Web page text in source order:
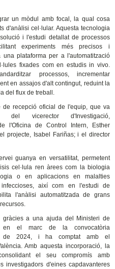
un mòdul amb focal, la qual cosa
d'anàlisi cel·lular. Aquesta tecnologia
i l'estudi detallat de processos
experiments més precisos i
plataforma per a l'automatització
fixades com en estudis in vivo.
processos, incrementar
en assajos d'alt contingut, reduint la
del flux de treball.
recepció oficial de l'equip, que va
vicerector d'Investigació,
l'Oficina de Control Intern, Esther
projecte, Isabel Fariñas; i el director
guanya en versatilitat, permetent
cel·lula ren àrees com la biologia
o en aplicacions en malalties
així com en l'estudi de
l'anàlisi automatitzada de grans
a una ajuda del Ministeri de
en el marc de la convocatòria
de 2024, i ha comptat amb el
Amb aquesta incorporació, la
el seu compromís amb
investigadors d'eines capdavanteres